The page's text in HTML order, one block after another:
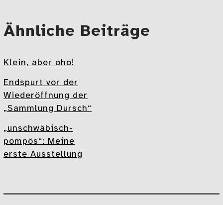
Mehr
Ähnliche Beiträge
Klein, aber oho!
Endspurt vor der
Wiederöffnung der
„Sammlung Dursch“
„unschwäbisch-
pompös“: Meine
erste Ausstellung